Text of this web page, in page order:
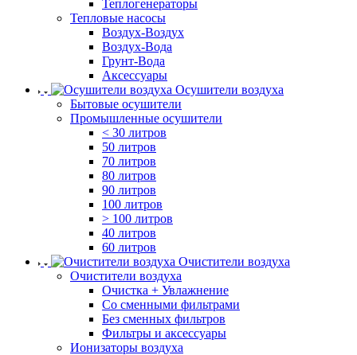
Теплогенераторы
Тепловые насосы
Воздух-Воздух
Воздух-Вода
Грунт-Вода
Аксессуары
Осушители воздуха
Бытовые осушители
Промышленные осушители
< 30 литров
50 литров
70 литров
80 литров
90 литров
100 литров
> 100 литров
40 литров
60 литров
Очистители воздуха
Очистители воздуха
Очистка + Увлажнение
Cо сменными фильтрами
Без сменных фильтров
Фильтры и аксессуары
Ионизаторы воздуха